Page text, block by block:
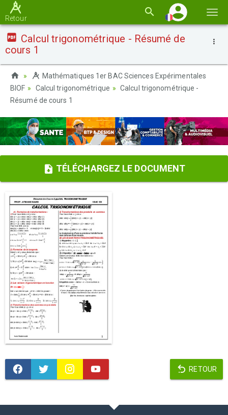
la
Retour
Calcul trigonométrique - Résumé de
cours 1
Mathématiques 1er BAC Sciences Expérimentales
BIOF
Calcul trigonométrique
Calcul trigonométrique -
Résumé de cours 1
TÉLÉCHARGEZ LE DOCUMENT
RETOUR